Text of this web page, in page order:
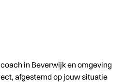
in Beverwijk en omgeving
afgestemd op jouw situatie